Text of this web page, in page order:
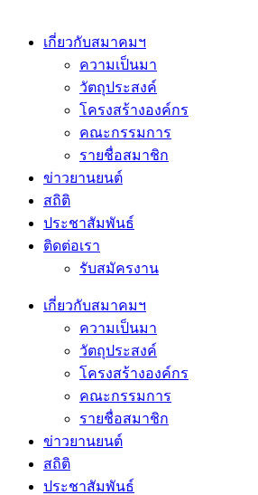
เกี่ยวกับสมาคมฯ
ความเป็นมา
วัตถุประสงค์
โครงสร้างองค์กร
คณะกรรมการ
รายชื่อสมาชิก
ข่าวยานยนต์
สถิติ
ประชาสัมพันธ์
ติดต่อเรา
รับสมัครงาน
เกี่ยวกับสมาคมฯ
ความเป็นมา
วัตถุประสงค์
โครงสร้างองค์กร
คณะกรรมการ
รายชื่อสมาชิก
ข่าวยานยนต์
สถิติ
ประชาสัมพันธ์